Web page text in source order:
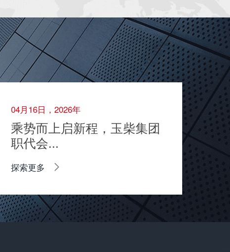
04月16日，2026年
乘势而上启新程，玉柴集团
职代会...
探索更多